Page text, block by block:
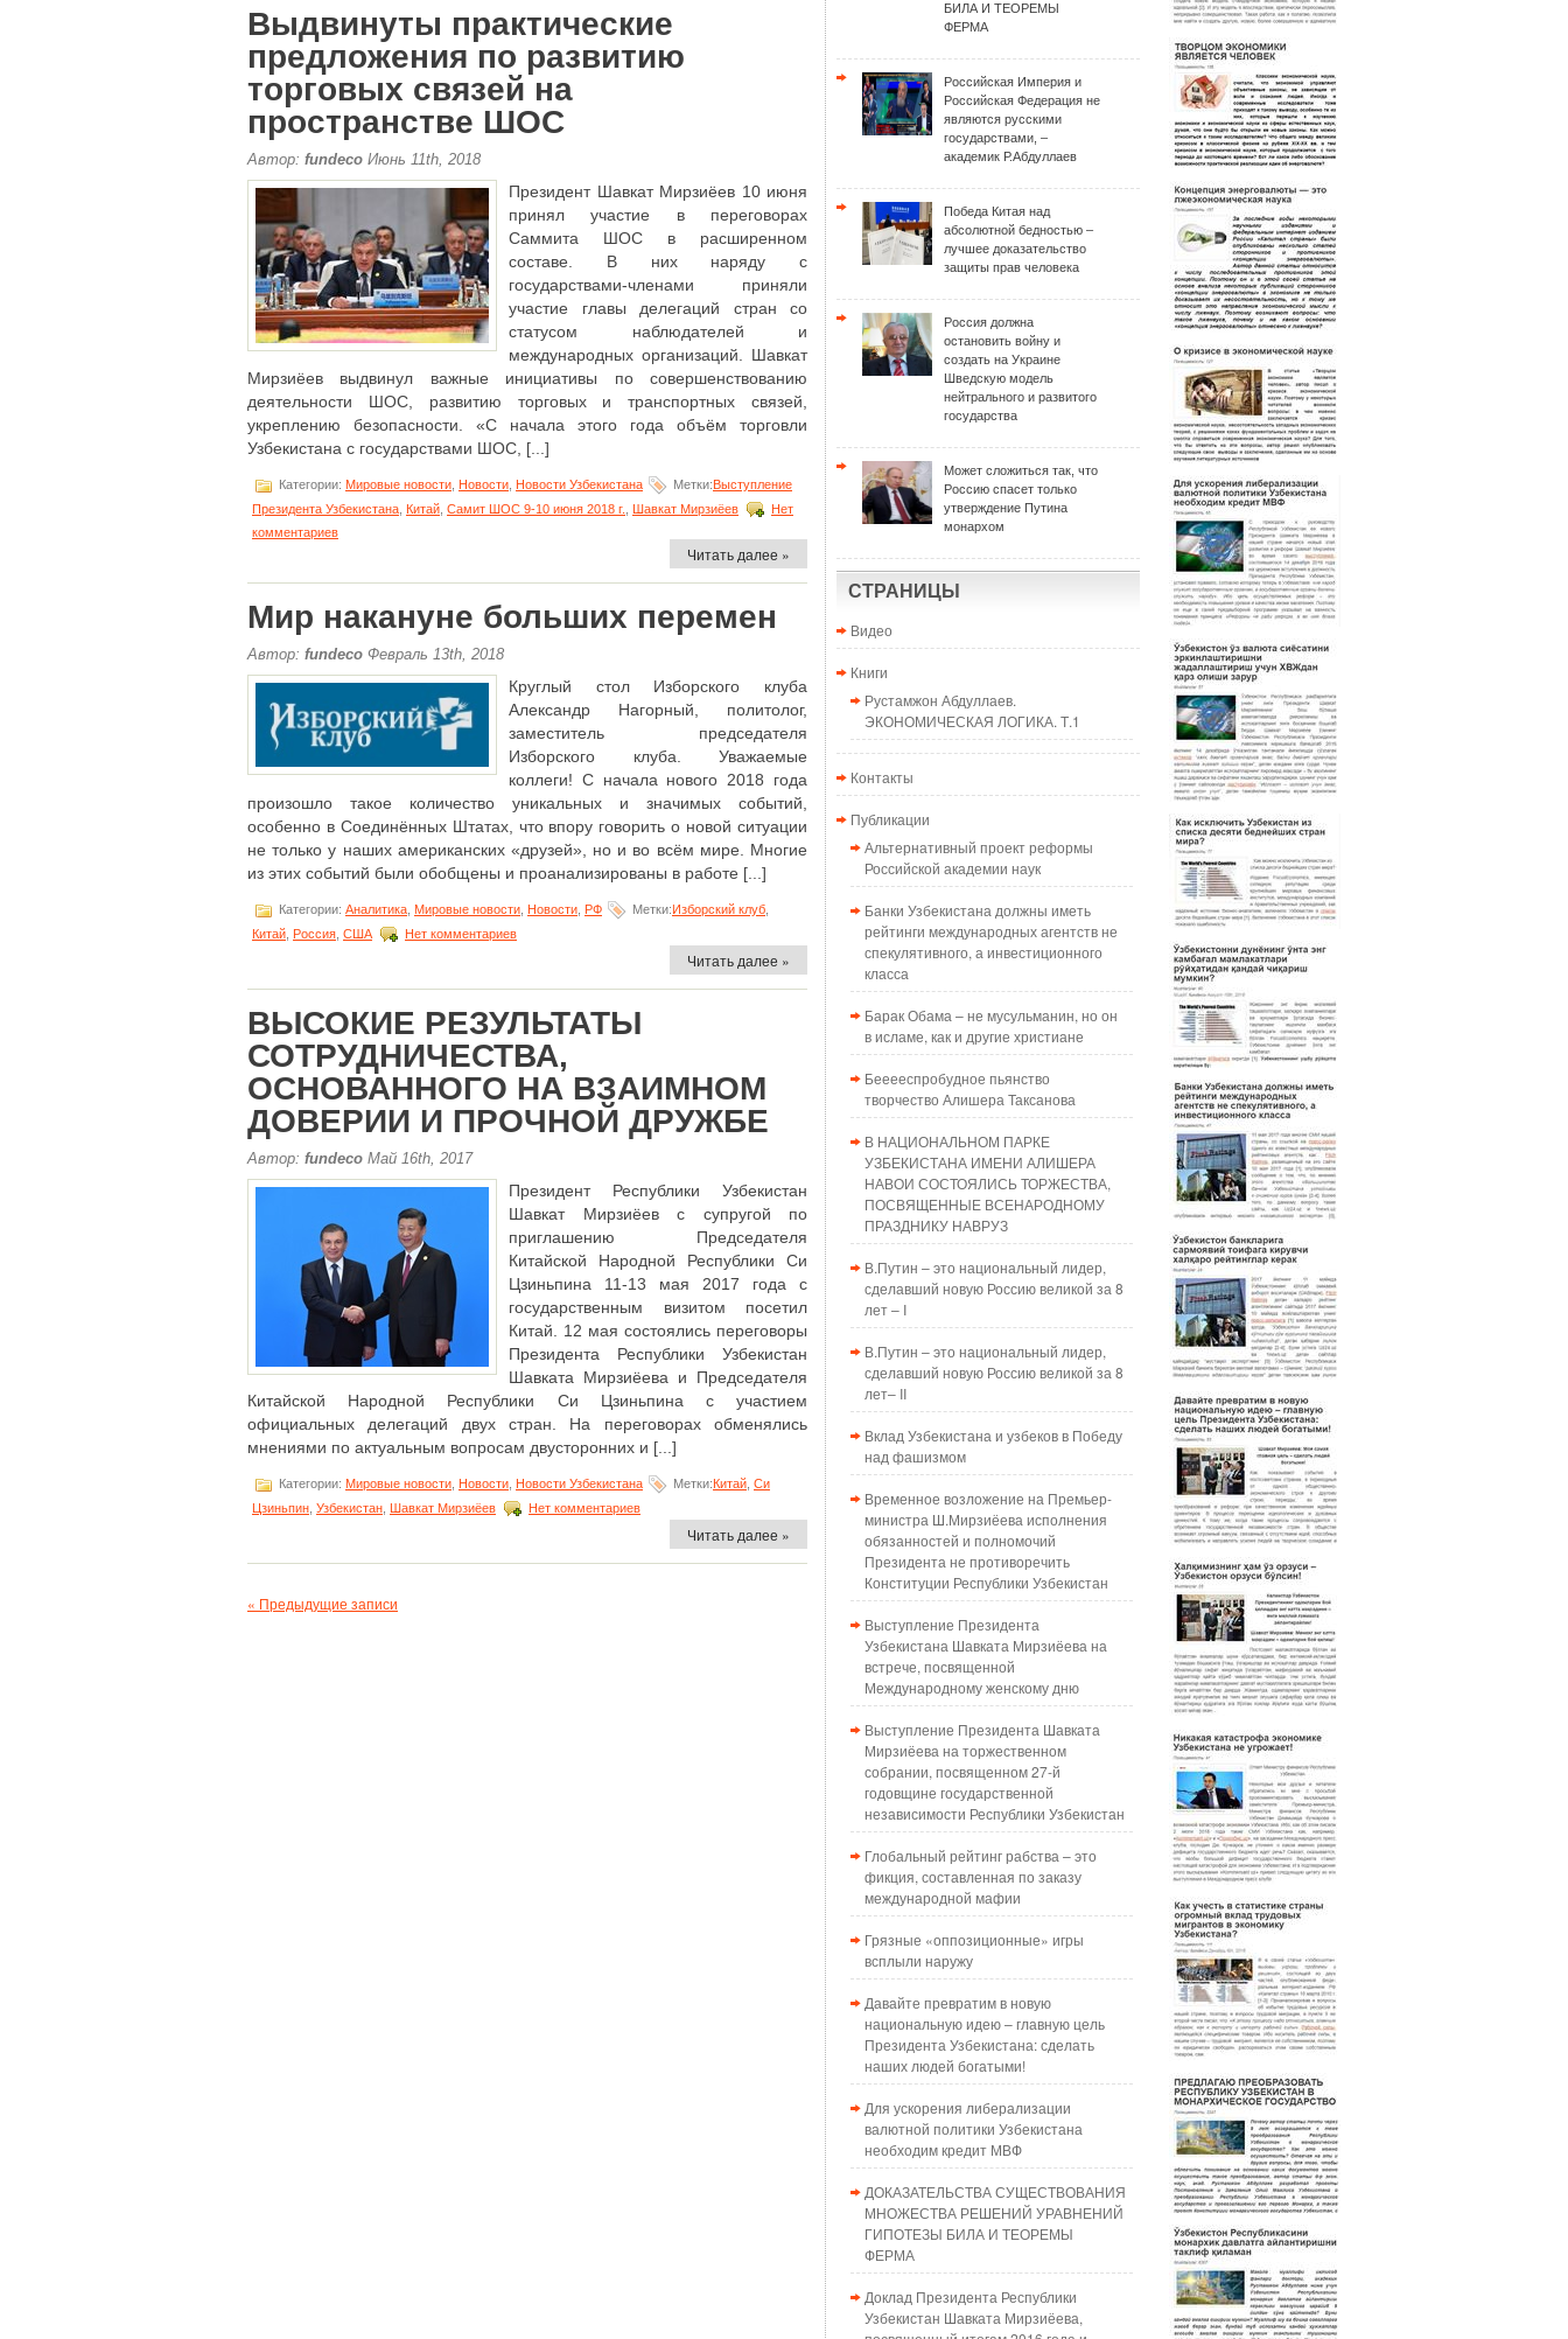
Выдвинуты практические
предложения по развитию
торговых связей на
пространстве ШОС
Автор: fundeco Июнь 11th, 2018
Президент Шавкат Мирзиёев 10 июня
принял участие в переговорах
Саммита ШОС в расширенном
составе. В них наряду с
государствами-членами приняли
участие главы делегаций стран со
статусом наблюдателей и
международных организаций. Шавкат
Мирзиёев выдвинул важные инициативы по совершенствованию
деятельности ШОС, развитию торговых и транспортных связей,
укреплению безопасности. «С начала этого года объём торговли
Узбекистана с государствами ШОС, [...]
Категории: Мировые новости Новости Новости Узбекистана Метки:Выступление
Президента Узбекистана Китай Самит ШОС 9-10 июня 2018 г. Шавкат Мирзиёев
Нет
комментариев
Читать далее »
Мир накануне больших перемен
Автор: fundeco Февраль 13th, 2018
Круглый стол Изборского клуба
Александр Нагорный, политолог,
заместитель председателя
Изборского клуба. Уважаемые
коллеги! С начала нового 2018 года
произошло такое количество уникальных и значимых событий,
особенно в Соединённых Штатах, что впору говорить о новой ситуации
не только у наших американских «друзей», но и во всём мире. Многие
из этих событий были обобщены и проанализированы в работе [...]
Категории: Аналитика Мировые новости Новости РФ Метки:Изборский клуб
Китай Россия США Нет комментариев
Читать далее »
ВЫСОКИЕ РЕЗУЛЬТАТЫ
СОТРУДНИЧЕСТВА,
ОСНОВАННОГО НА ВЗАИМНОМ
ДОВЕРИИ И ПРОЧНОЙ ДРУЖБЕ
Автор: fundeco Май 16th, 2017
Президент Республики Узбекистан
Шавкат Мирзиёев с супругой по
приглашению Председателя
Китайской Народной Республики Си
Цзиньпина 11-13 мая 2017 года с
государственным визитом посетил
Китай. 12 мая состоялись переговоры
Президента Республики Узбекистан
Шавката Мирзиёева и Председателя
Китайской Народной Республики Си Цзиньпина с участием
официальных делегаций двух стран. На переговорах обменялись
мнениями по актуальным вопросам двусторонних и [...]
Категории: Мировые новости Новости Новости Узбекистана Метки:Китай Си
Цзиньпин Узбекистан Шавкат Мирзиёев Нет комментариев
Читать далее »
« Предыдущие записи
БИЛА И ТЕОРЕМЫ
ФЕРМА
Российская Империя и
Российская Федерация не
являются русскими
государствами, –
академик Р.Абдуллаев
Победа Китая над
абсолютной бедностью –
лучшее доказательство
защиты прав человека
Россия должна
остановить войну и
создать на Украине
Шведскую модель
нейтрального и развитого
государства
Может сложиться так, что
Россию спасет только
утверждение Путина
монархом
СТРАНИЦЫ
Видео
Книги
Рустамжон Абдуллаев.
ЭКОНОМИЧЕСКАЯ ЛОГИКА. Т.1
Контакты
Публикации
Альтернативный проект реформы
Российской академии наук
Банки Узбекистана должны иметь
рейтинги международных агентств не
спекулятивного, а инвестиционного
класса
Барак Обама – не мусульманин, но он
в исламе, как и другие христиане
Бееееспробудное пьянство
творчество Алишера Таксанова
В НАЦИОНАЛЬНОМ ПАРКЕ
УЗБЕКИСТАНА ИМЕНИ АЛИШЕРА
НАВОИ СОСТОЯЛИСЬ ТОРЖЕСТВА,
ПОСВЯЩЕННЫЕ ВСЕНАРОДНОМУ
ПРАЗДНИКУ НАВРУЗ
В.Путин – это национальный лидер,
сделавший новую Россию великой за 8
лет – I
В.Путин – это национальный лидер,
сделавший новую Россию великой за 8
лет– II
Вклад Узбекистана и узбеков в Победу
над фашизмом
Временное возложение на Премьер-
министра Ш.Мирзиёева исполнения
обязанностей и полномочий
Президента не противоречить
Конституции Республики Узбекистан
Выступление Президента
Узбекистана Шавката Мирзиёева на
встрече, посвященной
Международному женскому дню
Выступление Президента Шавката
Мирзиёева на торжественном
собрании, посвященном 27-й
годовщине государственной
независимости Республики Узбекистан
Глобальный рейтинг рабства – это
фикция, составленная по заказу
международной мафии
Грязные «оппозиционные» игры
всплыли наружу
Давайте превратим в новую
национальную идею – главную цель
Президента Узбекистана: сделать
наших людей богатыми!
Для ускорения либерализации
валютной политики Узбекистана
необходим кредит МВФ
ДОКАЗАТЕЛЬСТВА СУЩЕСТВОВАНИЯ
МНОЖЕСТВА РЕШЕНИЙ УРАВНЕНИЙ
ГИПОТЕЗЫ БИЛА И ТЕОРЕМЫ
ФЕРМА
Доклад Президента Республики
Узбекистан Шавката Мирзиёева,